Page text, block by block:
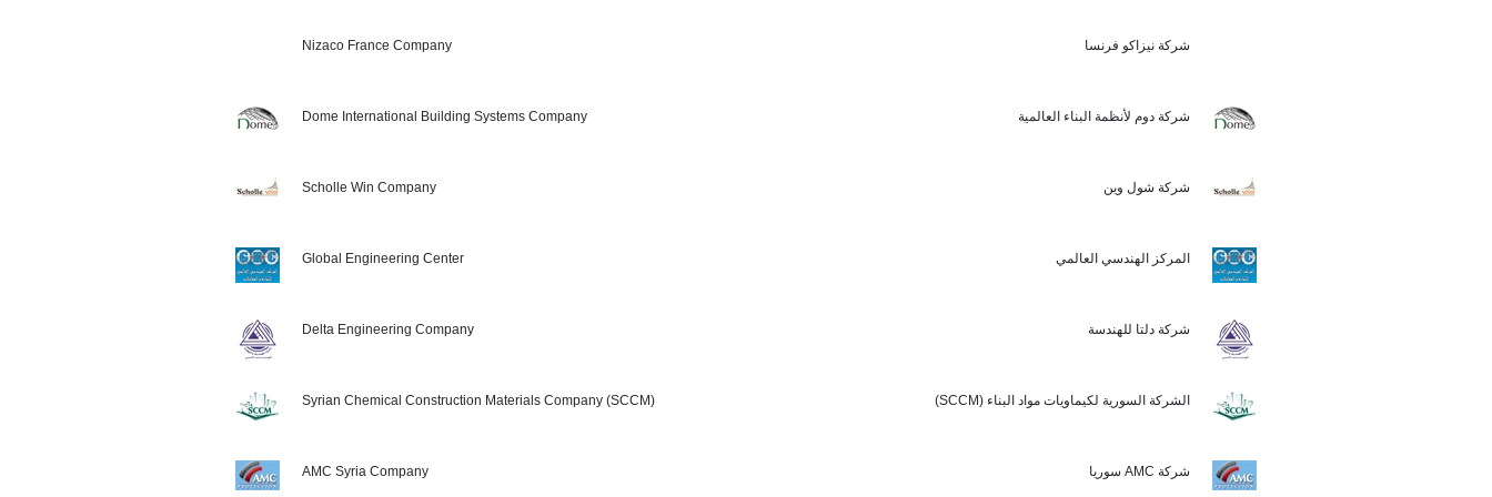
Nizaco France Company شركة نيزاكو فرنسا
Dome International Building Systems Company شركة دوم لأنظمة البناء العالمية
Scholle Win Company شركة شول وين
Global Engineering Center المركز الهندسي العالمي
Delta Engineering Company شركة دلتا للهندسة
Syrian Chemical Construction Materials Company (SCCM) الشركة السورية لكيماويات مواد البناء (SCCM)
AMC Syria Company شركة AMC سوريا